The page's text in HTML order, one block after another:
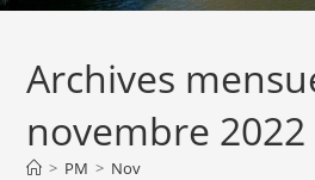
Archives
novembre 2022
> PM > Nov